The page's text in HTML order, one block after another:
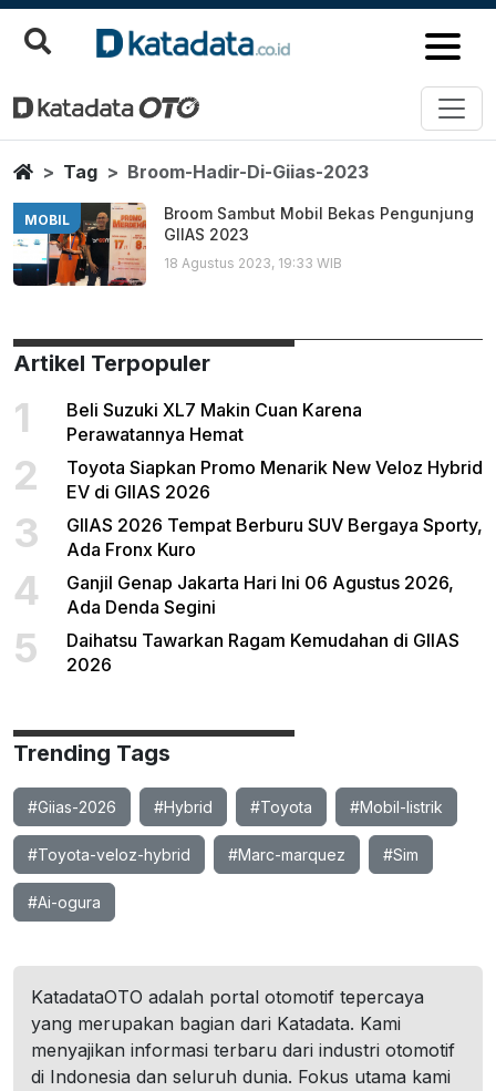
Broom Hadir Di Giias 2023
Berita Terbaru
HomeTag Broom-Hadir-Di-Giias-2023
MOBIL
Broom Sambut Mobil Bekas Pengunjung
GIIAS 2023
18 Agustus 2023, 19:33 WIB
Artikel Terpopuler
1
Beli Suzuki XL7 Makin Cuan Karena
Perawatannya Hemat
2
Toyota Siapkan Promo Menarik New Veloz Hybrid
EV di GIIAS 2026
3
GIIAS 2026 Tempat Berburu SUV Bergaya Sporty,
Ada Fronx Kuro
4
Ganjil Genap Jakarta Hari Ini 06 Agustus 2026,
Ada Denda Segini
5
Daihatsu Tawarkan Ragam Kemudahan di GIIAS
2026
Trending Tags
#Giias-2026 #Hybrid #Toyota #Mobil-listrik
#Toyota-veloz-hybrid #Marc-marquez #Sim
#Ai-ogura
KatadataOTO adalah portal otomotif tepercaya
yang merupakan bagian dari Katadata. Kami
menyajikan informasi terbaru dari industri otomotif
di Indonesia dan seluruh dunia. Fokus utama kami